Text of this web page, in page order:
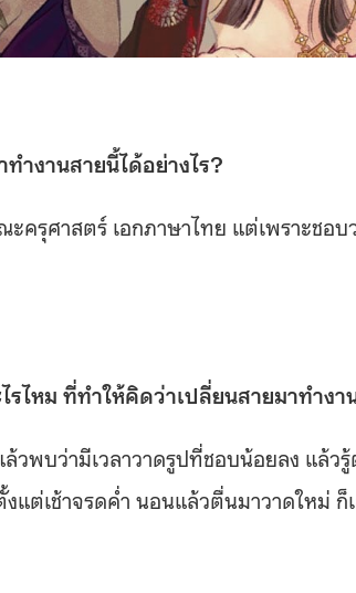
ำงานสายนี้ได้อย่างไร?
ครุศาสตร์ เอกภาษาไทย แต่เพราะชอ
รไหม ที่ทำให้คิดว่าเปลี่ยนสายมาทำง
วพบว่ามีเวลาวาดรูปที่ชอบน้อยลง แล้วรู้
แต่เช้าจรดค่ำ นอนแล้วตื่นมาวาดใหม่